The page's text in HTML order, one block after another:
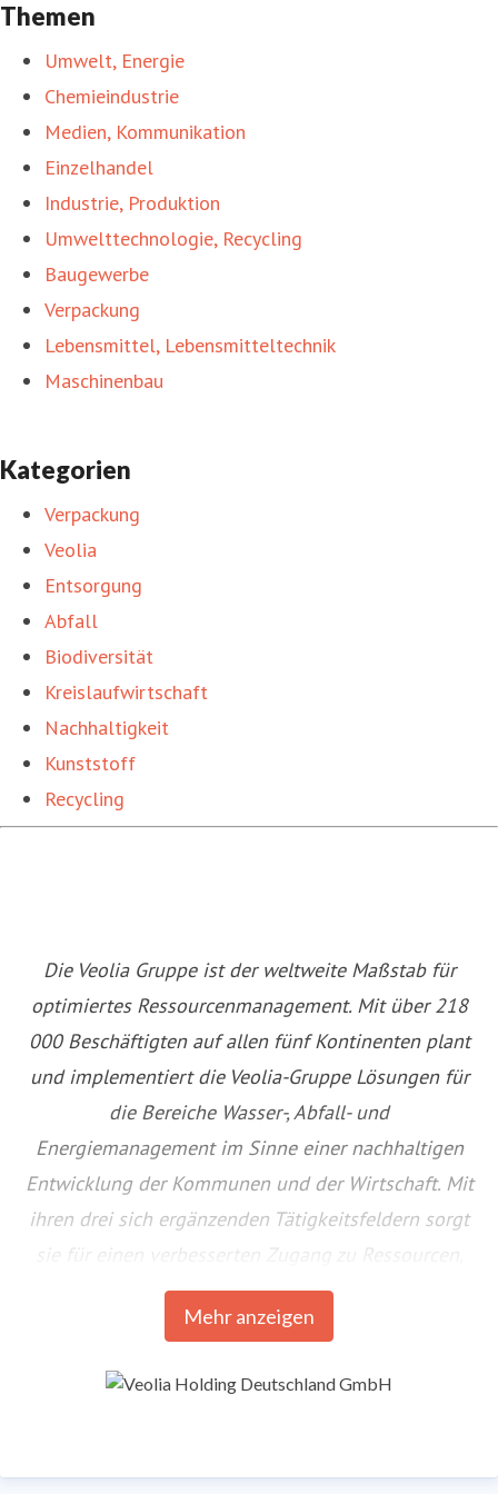
Themen
Umwelt, Energie
Chemieindustrie
Medien, Kommunikation
Einzelhandel
Industrie, Produktion
Umwelttechnologie, Recycling
Baugewerbe
Verpackung
Lebensmittel, Lebensmitteltechnik
Maschinenbau
Kategorien
Verpackung
Veolia
Entsorgung
Abfall
Biodiversität
Kreislaufwirtschaft
Nachhaltigkeit
Kunststoff
Recycling
Die Veolia Gruppe ist der weltweite Maßstab für
optimiertes Ressourcenmanagement. Mit über 218
000 Beschäftigten auf allen fünf Kontinenten plant
und implementiert die Veolia-Gruppe Lösungen für
die Bereiche Wasser-, Abfall- und
Energiemanagement im Sinne einer nachhaltigen
Entwicklung der Kommunen und der Wirtschaft. Mit
ihren drei sich ergänzenden Tätigkeitsfeldern sorgt
sie für einen verbesserten Zugang zu Ressourcen,
ihren Schutz und ihre Erneuerung. 2023 stellte die
Veolia-Gruppe weltweit die Trinkwasserversorgung
Abwasserentsorgung für 103 Millionen Menschen
Mehr anzeigen